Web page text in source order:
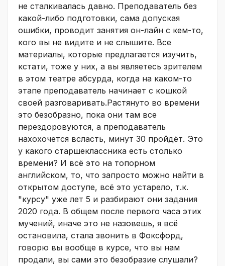
не сталкивалась давно. Преподаватель без
какой-либо подготовки, сама допуская
ошибки, проводит занятия он-лайн с кем-то,
кого вы не видите и не слышите. Все
материалы, которые предлагается изучить,
кстати, тоже у них, а вы являетесь зрителем
в этом театре абсурда, когда на каком-то
этапе преподаватель начинает с кошкой
своей разговаривать.Растянуто во времени
это безобразно, пока они там все
перездоровуются, а преподаватель
нахохочется всласть, минут 30 пройдёт. Это
у какого старшеклассника есть столько
времени? И всё это на топорном
английском, то, что запросто можно найти в
открытом доступе, всё это устарело, т.к.
"курсу" уже лет 5 и разбирают они задания
2020 года. В общем после первого часа этих
мучений, иначе это не назовешь, я всё
остановила, стала звонить в Фоксфорд,
говорю вы вообще в курсе, что вы нам
продали, вы сами это безобразие слушали?